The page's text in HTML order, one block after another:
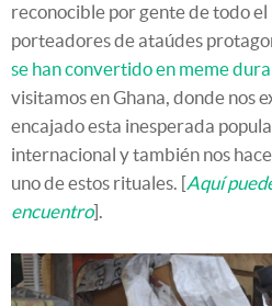
reconocible por gente de todo el
porteadores de ataúdes
se han convertido en meme
visitamos en Ghana, donde nos
encajado esta inesperada
internacional y también nos
uno de estos rituales. [Aquí
encuentro].